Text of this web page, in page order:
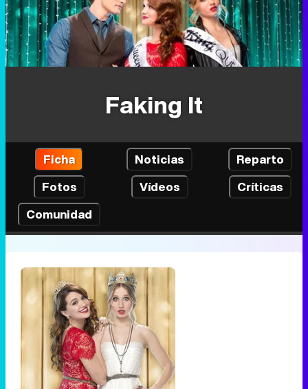
Faking It
Ficha Noticias
Reparto
Fotos
Vídeos
Críticas
Comunidad